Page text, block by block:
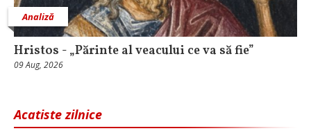
Analiză
Hristos - „Părinte al veacului ce va să fie”
09 Aug, 2026
Acatiste zilnice